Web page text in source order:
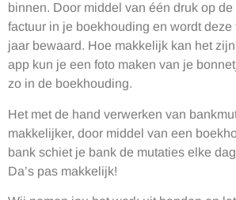
binnen. Door middel van één druk op
factuur in je boekhouding en wordt deze
jaar bewaard. Hoe makkelijk kan het
app kun je een foto maken van je
zo in de boekhouding.
Het met de hand verwerken van
makkelijker, door middel van een
bank schiet je bank de mutaties elke
Da’s pas makkelijk!